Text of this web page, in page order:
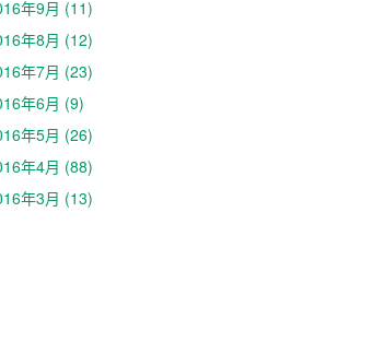
年9月 (11)
年8月 (12)
年7月 (23)
年6月 (9)
年5月 (26)
年4月 (88)
年3月 (13)